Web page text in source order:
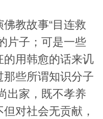
教故事“目连救
片子；可是一些
的用韩愈的话来讥
些所谓知识分子
出家，既不孝养
对社会无贡献，